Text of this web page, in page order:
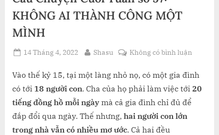
KHÔNG AI THÀNH CÔNG MỘT
MÌNH
Posted
14 Tháng 4, 2022 By
Shasu Không có bình luậnở
Chuyện
Cuối
Vào thế kỷ 15, tại một làng nhỏ nọ, có một gia đình
có tới 18 người con. Cha của họ phải làm việc tới 20
tiếng đồng hồ mỗi ngày mà cả gia đình chỉ đủ để
đắp đổi qua ngày. Thế nhưng, hai người con lớn
trong nhà vẫn có nhiều mơ ước. Cả hai đều